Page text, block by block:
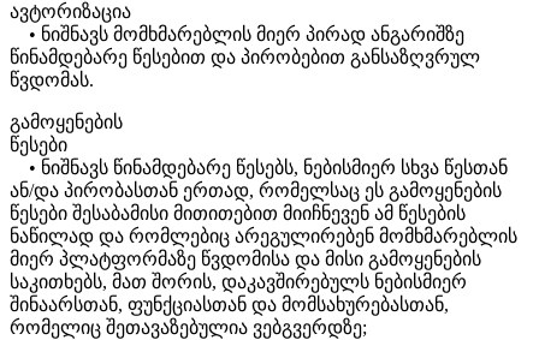
ავტორიზაცია
• ნიშნავს მომხმარებლის მიერ პირად ანგარიშზე
წინამდებარე წესებით და პირობებით განსაზღვრულ
წვდომას.
გამოყენების
წესები
• ნიშნავს წინამდებარე წესებს, ნებისმიერ სხვა წესთან
ან/და პირობასთან ერთად, რომელსაც ეს გამოყენების
წესები შესაბამისი მითითებით მიიჩნევენ ამ წესების
ნაწილად და რომლებიც არეგულირებენ მომხმარებლის
მიერ პლატფორმაზე წვდომისა და მისი გამოყენების
საკითხებს, მათ შორის, დაკავშირებულს ნებისმიერ
შინაარსთან, ფუნქციასთან და მომსახურებასთან,
რომელიც შეთავაზებულია ვებგვერდზე;